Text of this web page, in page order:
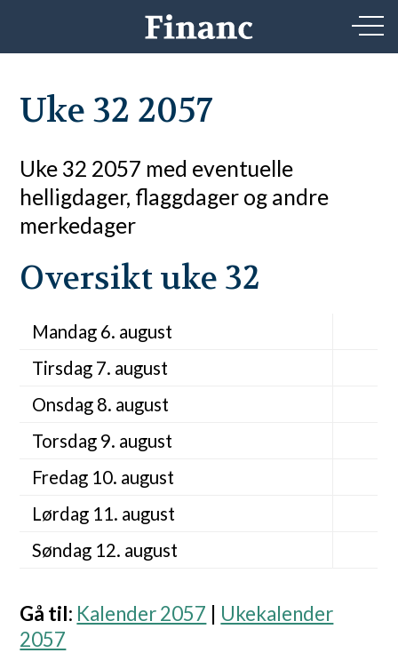
Uke 32 2057
Uke 32 2057 med eventuelle
helligdager, flaggdager og andre
merkedager
Oversikt uke 32
Mandag 6. august
Tirsdag 7. august
Onsdag 8. august
Torsdag 9. august
Fredag 10. august
Lørdag 11. august
Søndag 12. august
Gå til: Kalender 2057
Ukekalender
2057